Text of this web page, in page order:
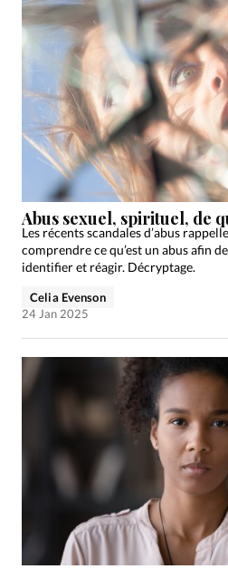
Abus sexuel, spirituel, de
Les récents scandales d’abus
comprendre ce qu’est un abus afin
identifier et réagir. Décryptage.
Celia Evenson
24 Jan 2025